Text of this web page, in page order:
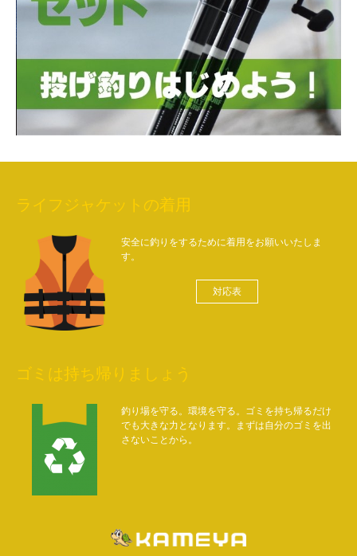
ライフジャケットの着用
安全に釣りをするために着用をお願いいたしま
す。
対応表
ゴミは持ち帰りましょう
釣り場を守る。環境を守る。ゴミを持ち帰るだけ
でも大きな力となります。まずは自分のゴミを出
さないことから。